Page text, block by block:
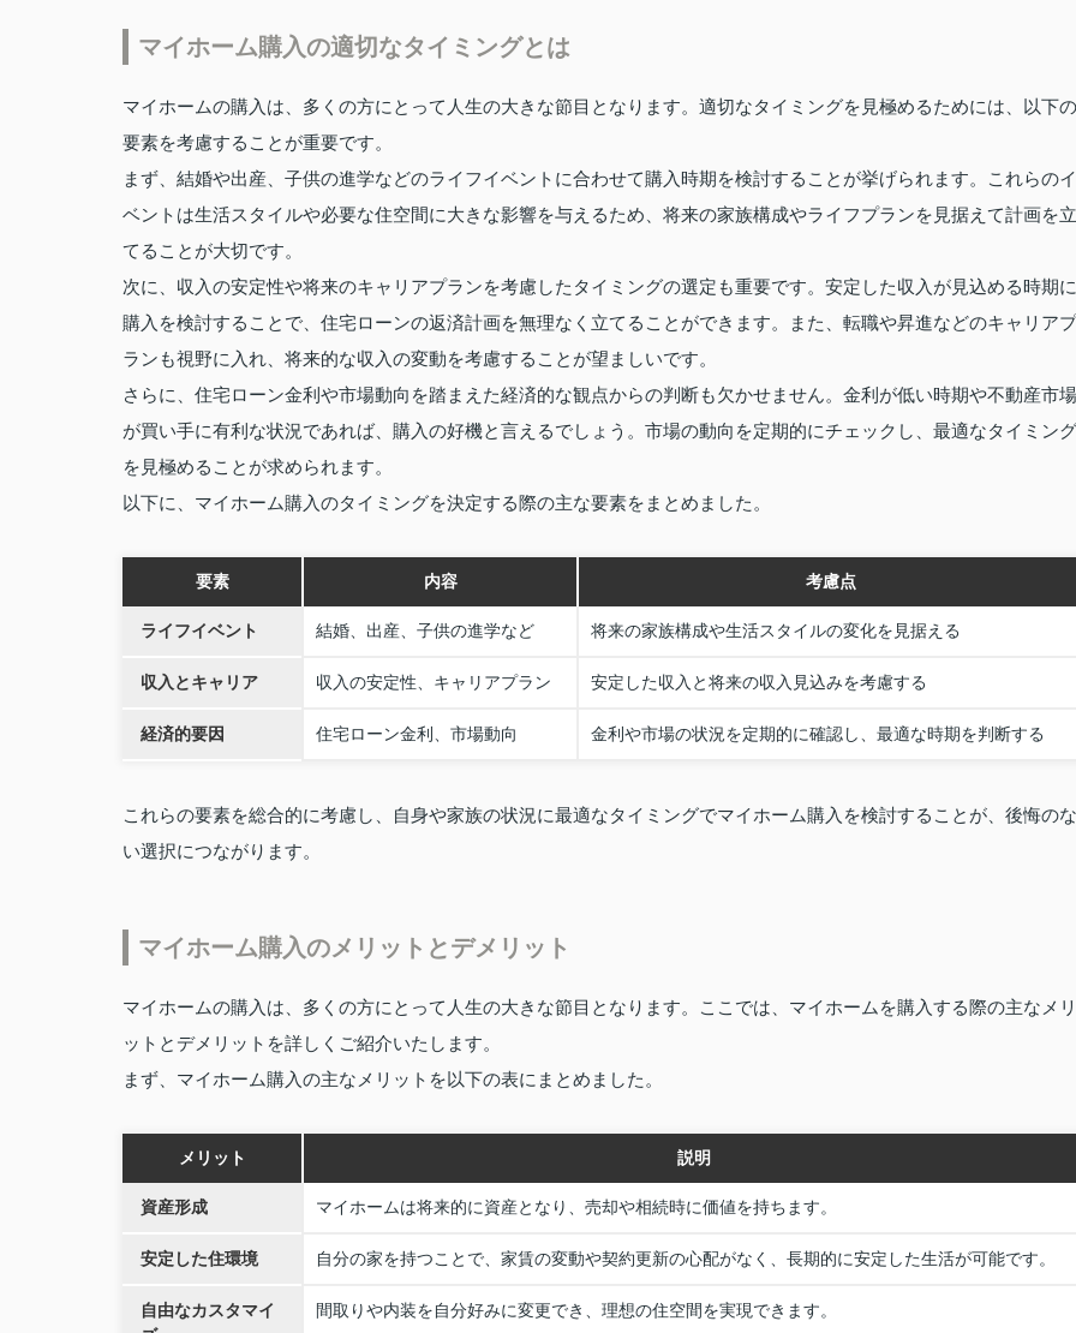
マイホーム購入の適切なタイミングとは
マイホームの購入は、多くの方にとって人生の大きな節目となります。適切なタイミングを見極めるためには、以下の
要素を考慮することが重要です。
まず、結婚や出産、子供の進学などのライフイベントに合わせて購入時期を検討することが挙げられます。これらのイ
ベントは生活スタイルや必要な住空間に大きな影響を与えるため、将来の家族構成やライフプランを見据えて計画を立
てることが大切です。
次に、収入の安定性や将来のキャリアプランを考慮したタイミングの選定も重要です。安定した収入が見込める時期に
購入を検討することで、住宅ローンの返済計画を無理なく立てることができます。また、転職や昇進などのキャリアプ
ランも視野に入れ、将来的な収入の変動を考慮することが望ましいです。
さらに、住宅ローン金利や市場動向を踏まえた経済的な観点からの判断も欠かせません。金利が低い時期や不動産市場
が買い手に有利な状況であれば、購入の好機と言えるでしょう。市場の動向を定期的にチェックし、最適なタイミング
を見極めることが求められます。
以下に、マイホーム購入のタイミングを決定する際の主な要素をまとめました。
要素 内容 考慮点
ライフイベント 結婚、出産、子供の進学など 将来の家族構成や生活スタイルの変化を見据える
収入とキャリア 収入の安定性、キャリアプラン 安定した収入と将来の収入見込みを考慮する
経済的要因 住宅ローン金利、市場動向 金利や市場の状況を定期的に確認し、最適な時期を判断する
これらの要素を総合的に考慮し、自身や家族の状況に最適なタイミングでマイホーム購入を検討することが、後悔のな
い選択につながります。
マイホーム購入のメリットとデメリット
マイホームの購入は、多くの方にとって人生の大きな節目となります。ここでは、マイホームを購入する際の主なメリ
ットとデメリットを詳しくご紹介いたします。
まず、マイホーム購入の主なメリットを以下の表にまとめました。
メリット 説明
資産形成 マイホームは将来的に資産となり、売却や相続時に価値を持ちます。
安定した住環境 自分の家を持つことで、家賃の変動や契約更新の心配がなく、長期的に安定した生活が可能です。
自由なカスタマイ
間取りや内装を自分好みに変更でき、理想の住空間を実現できます。